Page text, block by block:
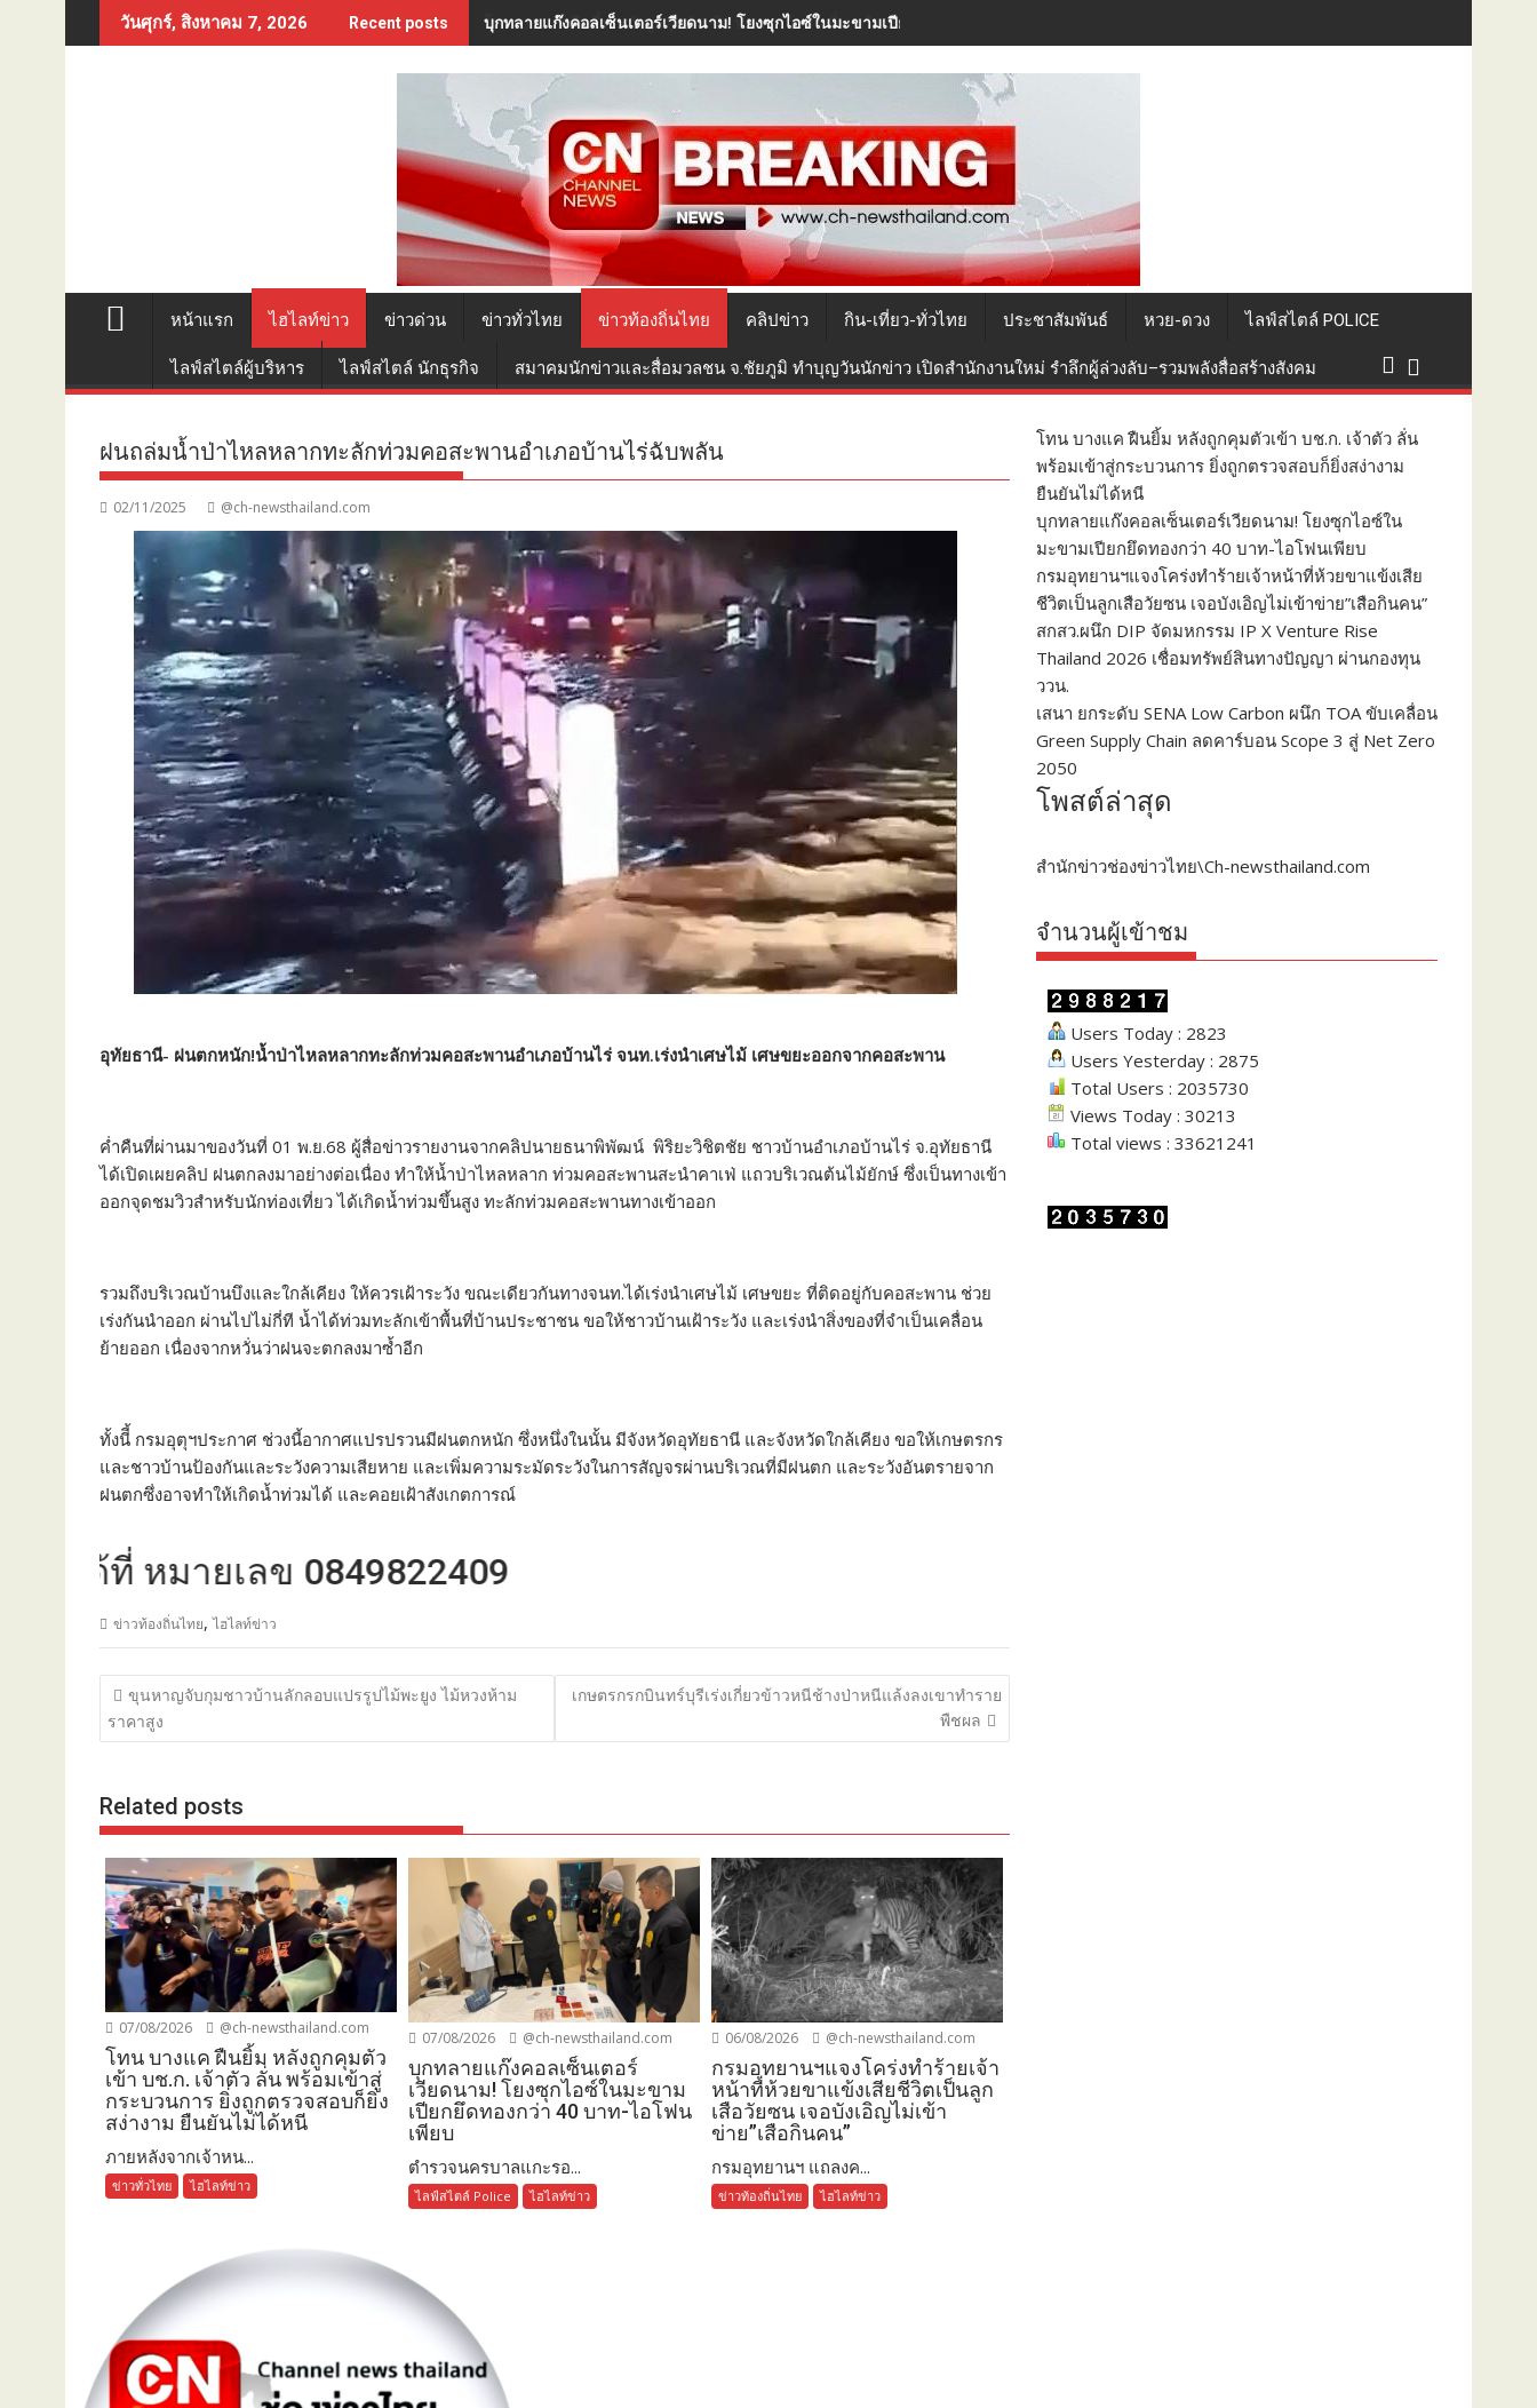
to
วันศุกร์, สิงหาคม 7, 2026 Recent posts บุกทลายแก๊งคอลเซ็นเตอร์เวียดนาม! โยงซุกไอซ์ในมะขามเปียกยึดทองกว่า 40 บาท-ไอโฟนเพียบ
หน้าแรก ไฮไลท์ข่าว ข่าวด่วน ข่าวทั่วไทย ข่าวท้องถิ่นไทย คลิปข่าว กิน-เที่ยว-ทั่วไทย ประชาสัมพันธ์ หวย-ดวง ไลฟ์สไตล์ POLICE
ไลฟ์สไตล์ผู้บริหาร ไลฟ์สไตล์ นักธุรกิจ สมาคมนักข่าวและสื่อมวลชน จ.ชัยภูมิ ทำบุญวันนักข่าว เปิดสำนักงานใหม่ รำลึกผู้ล่วงลับ–รวมพลังสื่อสร้างสังคม
ฝนถล่มน้ำป่าไหลหลากทะลักท่วมคอสะพานอำเภอบ้านไร่ฉับพลัน
02/11/2025 @ch-newsthailand.com
อุทัยธานี- ฝนตกหนัก!น้ำป่าไหลหลากทะลักท่วมคอสะพานอำเภอบ้านไร่ จนท.เร่งนำเศษไม้ เศษขยะออกจากคอสะพาน
ค่ำคืนที่ผ่านมาของวันที่ 01 พ.ย.68 ผู้สื่อข่าวรายงานจากคลิปนายธนาพิพัฒน์ พิริยะวิชิตชัย ชาวบ้านอำเภอบ้านไร่ จ.อุทัยธานี
ได้เปิดเผยคลิป ฝนตกลงมาอย่างต่อเนื่อง ทำให้น้ำป่าไหลหลาก ท่วมคอสะพานสะนำคาเฟ่ แถวบริเวณต้นไม้ยักษ์ ซึ่งเป็นทางเข้า
ออกจุดชมวิวสำหรับนักท่องเที่ยว ได้เกิดน้ำท่วมขึ้นสูง ทะลักท่วมคอสะพานทางเข้าออก
รวมถึงบริเวณบ้านบึงและใกล้เคียง ให้ควรเฝ้าระวัง ขณะเดียวกันทางจนท.ได้เร่งนำเศษไม้ เศษขยะ ที่ติดอยู่กับคอสะพาน ช่วย
เร่งกันนำออก ผ่านไปไม่กี่ที น้ำได้ท่วมทะลักเข้าพื้นที่บ้านประชาชน ขอให้ชาวบ้านเฝ้าระวัง และเร่งนำสิ่งของที่จำเป็นเคลื่อน
ย้ายออก เนื่องจากหวั่นว่าฝนจะตกลงมาซ้ำอีก
ทั้งนีี้ กรมอุตุฯประกาศ ช่วงนี้อากาศแปรปรวนมีฝนตกหนัก ซึ่งหนึ่งในนั้น มีจังหวัดอุทัยธานี และจังหวัดใกล้เคียง ขอให้เกษตรกร
และชาวบ้านป้องกันและระวังความเสียหาย และเพิ่มความระมัดระวังในการสัญจรผ่านบริเวณที่มีฝนตก และระวังอันตรายจาก
ฝนตกซึ่งอาจทำให้เกิดน้ำท่วมได้ และคอยเฝ้าสังเกตการณ์
หมายเลข 0849822409
ข่าวท้องถิ่นไทย,ไฮไลท์ข่าว
แนะแนว
เรื่อง
ขุนหาญจับกุมชาวบ้านลักลอบแปรรูปไม้พะยูง ไม้หวงห้าม
ราคาสูง
เกษตรกรกบินทร์บุรีเร่งเกี่ยวข้าวหนีช้างป่าหนีแล้งลงเขาทำราย
พืชผล
Related posts
07/08/2026 @ch-newsthailand.com
โทน บางแค ฝืนยิ้ม หลังถูกคุมตัว
เข้า บช.ก. เจ้าตัว ลั่น พร้อมเข้าสู่
กระบวนการ ยิ่งถูกตรวจสอบก็ยิ่ง
สง่างาม ยืนยันไม่ได้หนี
ภายหลังจากเจ้าหน...
ข่าวทั่วไทย ไฮไลท์ข่าว
07/08/2026 @ch-newsthailand.com
บุกทลายแก๊งคอลเซ็นเตอร์
เวียดนาม! โยงซุกไอซ์ในมะขาม
เปียกยึดทองกว่า 40 บาท-ไอโฟน
เพียบ
ตำรวจนครบาลแกะรอ...
ไลฟ์สไตล์ Police ไฮไลท์ข่าว
06/08/2026 @ch-newsthailand.com
กรมอุทยานฯแจงโคร่งทำร้ายเจ้า
หน้าที่ห้วยขาแข้งเสียชีวิตเป็นลูก
เสือวัยซน เจอบังเอิญไม่เข้า
ข่าย”เสือกินคน”
กรมอุทยานฯ แถลงค...
ข่าวท้องถิ่นไทย ไฮไลท์ข่าว
โทน บางแค ฝืนยิ้ม หลังถูกคุมตัวเข้า บช.ก. เจ้าตัว ลั่น
พร้อมเข้าสู่กระบวนการ ยิ่งถูกตรวจสอบก็ยิ่งสง่างาม
ยืนยันไม่ได้หนี
บุกทลายแก๊งคอลเซ็นเตอร์เวียดนาม! โยงซุกไอซ์ใน
มะขามเปียกยึดทองกว่า 40 บาท-ไอโฟนเพียบ
กรมอุทยานฯแจงโคร่งทำร้ายเจ้าหน้าที่ห้วยขาแข้งเสีย
ชีวิตเป็นลูกเสือวัยซน เจอบังเอิญไม่เข้าข่าย”เสือกินคน”
สกสว.ผนึก DIP จัดมหกรรม IP X Venture Rise
Thailand 2026 เชื่อมทรัพย์สินทางปัญญา ผ่านกองทุน
ววน.
เสนา ยกระดับ SENA Low Carbon ผนึก TOA ขับเคลื่อน
Green Supply Chain ลดคาร์บอน Scope 3 สู่ Net Zero
2050
โพสต์ล่าสุด
สำนักข่าวช่องข่าวไทย\Ch-newsthailand.com
จำนวนผู้เข้าชม
Users Today : 2823
Users Yesterday : 2875
Total Users : 2035730
Views Today : 30213
Total views : 33621241